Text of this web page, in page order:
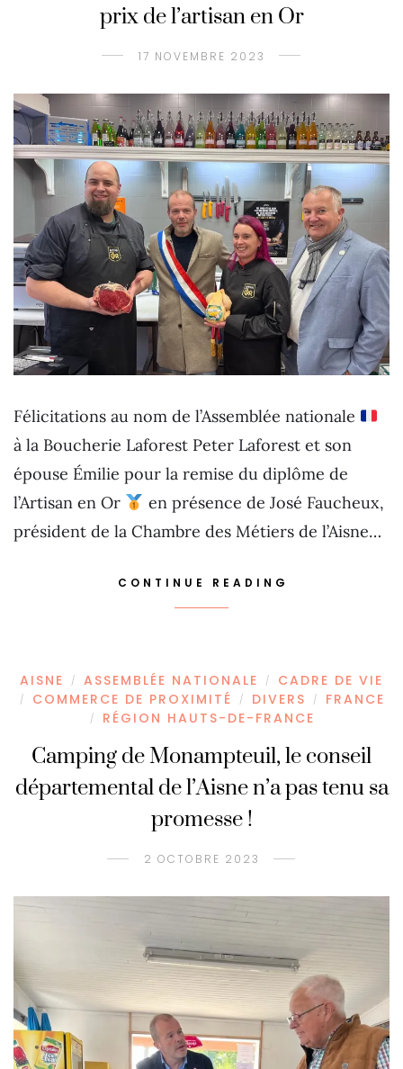
prix de l’artisan en Or
17 NOVEMBRE 2023
Félicitations au nom de l’Assemblée nationale
à la Boucherie Laforest Peter Laforest et son
épouse Émilie pour la remise du diplôme de
l’Artisan en Or
en présence de José Faucheux,
président de la Chambre des Métiers de l’Aisne…
CONTINUE READING
AISNE / ASSEMBLÉE NATIONALE / CADRE DE VIE
/ COMMERCE DE PROXIMITÉ / DIVERS / FRANCE
/ RÉGION HAUTS-DE-FRANCE
Camping de Monampteuil, le conseil
départemental de l’Aisne n’a pas tenu sa
promesse !
2 OCTOBRE 2023